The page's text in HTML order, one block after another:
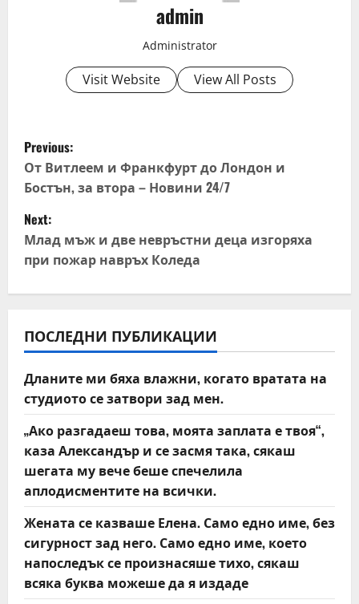
admin
Administrator
Visit Website View All Posts
P
o
s
t
n
v
i
g
a
t
i
o
n
Previous:
От Витлеем и Франкфурт до Лондон и
Бостън, за втора – Новини 24/7
Next:
Млад мъж и две невръстни деца изгоряха
при пожар навръх Коледа
ПОСЛЕДНИ ПУБЛИКАЦИИ
Дланите ми бяха влажни, когато вратата на
студиото се затвори зад мен.
„Ако разгадаеш това, моята заплата е твоя“,
каза Александър и се засмя така, сякаш
шегата му вече беше спечелила
аплодисментите на всички.
Жената се казваше Елена. Само едно име, без
сигурност зад него. Само едно име, което
напоследък се произнасяше тихо, сякаш
всяка буква можеше да я издаде